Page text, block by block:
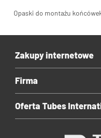
Opaski do montażu
Zakupy internetowe
Firma
Oferta Tubes